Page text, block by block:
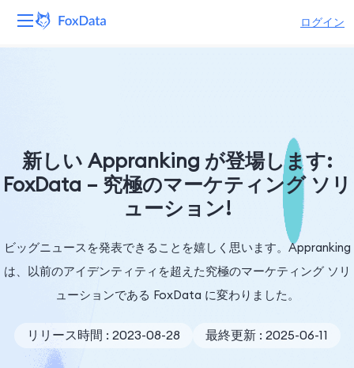
ログイン
ソリューション
リソース
会社
新しい Appranking が登場します:
FoxData – 究極のマーケティング ソリ
ューション!
ビッグニュースを発表できることを嬉しく思います。Appranking
は、以前のアイデンティティを超えた究極のマーケティング ソリ
ューションである FoxData に変わりました。
リリース時間 : 2023-08-28 最終更新 : 2025-06-11